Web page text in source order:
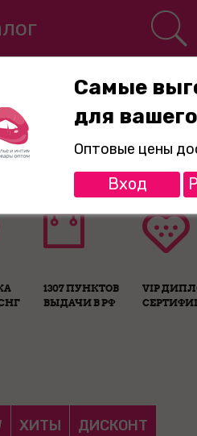
775-89-65
1307 ПУНКТОВ
ВЫДАЧИ В РФ
VIP
ХИТЫ ДИСКОНТ
Самые
для
Оптовые цены
Вход